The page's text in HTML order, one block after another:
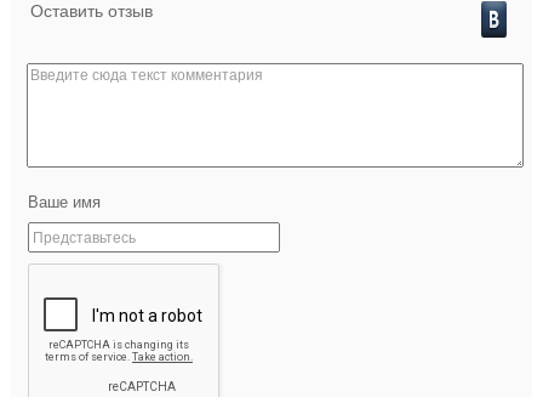
Оставить отзыв
Ваше имя